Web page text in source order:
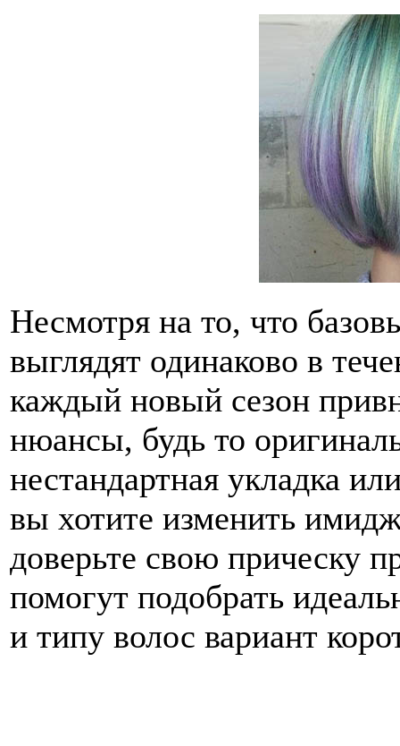
Несмотря на то, что
выглядят одинаково в
каждый новый сезон
нюансы, будь то
нестандартная укладка
вы хотите изменить
доверьте свою прическу
помогут подобрать
и типу волос вариант